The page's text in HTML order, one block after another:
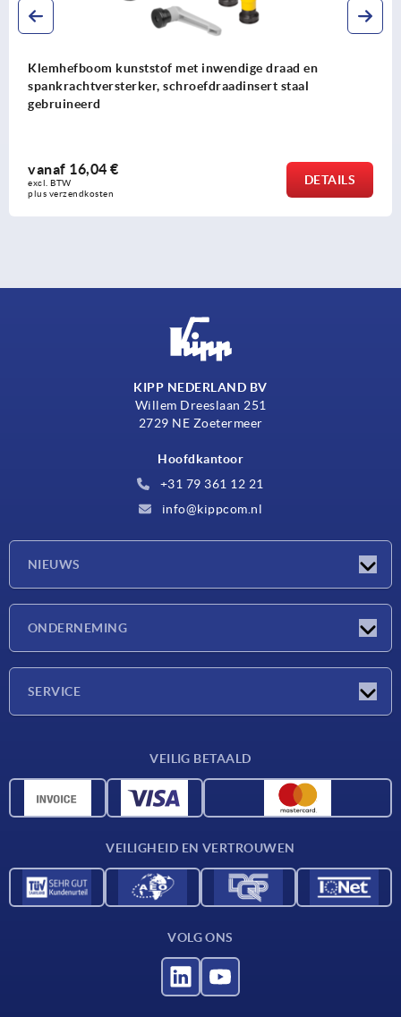
Klemhefboom kunststof met inwendige draad en
spankrachtversterker, schroefdraadinsert staal
gebruineerd
vanaf 16,04 €
excl. BTW
plus verzendkosten
DETAILS
KIPP NEDERLAND BV
Willem Dreeslaan 251
2729 NE Zoetermeer
Hoofdkantoor
+31 79 361 12 21
info@kippcom.nl
NIEUWS
ONDERNEMING
SERVICE
CAD-gegevens
VEILIG BETAALD
VEILIGHEID EN VERTROUWEN
VOLG ONS